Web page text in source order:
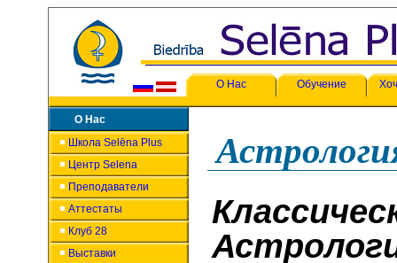
О Нас Обучение
О Нас
Школа Selēna Plus
Центр Selena
Преподаватели
Аттестаты
Клуб 28
Выставки